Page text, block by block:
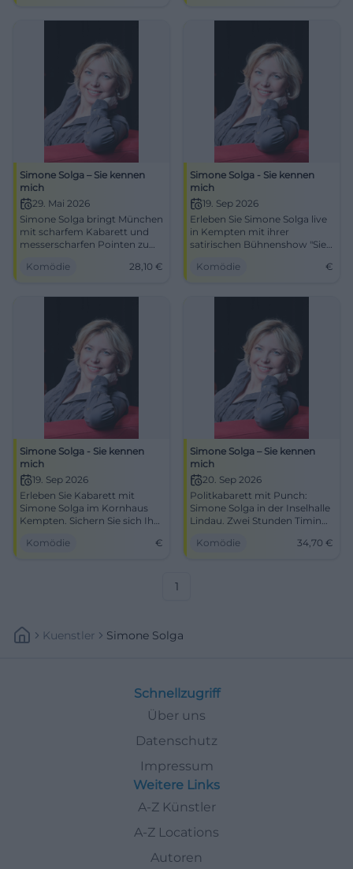
Euro. #Kabarett #Comedy
€. Barrierefrei, gute
Simone Solga – Sie kennen
mich
29. Mai 2026
Simone Solga bringt München
mit scharfem Kabarett und
messerscharfen Pointen zum
Schlachthof: 29.05.2026,
Komödie 28,10 €
Simone Solga - Sie kennen
mich
19. Sep 2026
Erleben Sie Simone Solga live
in Kempten mit ihrer
satirischen Bühnenshow "Sie
September 2026!
Komödie €
Simone Solga - Sie kennen
mich
19. Sep 2026
Erleben Sie Kabarett mit
Simone Solga im Kornhaus
Kempten. Sichern Sie sich Ihre
unvergesslichen Abend.
Komödie €
Simone Solga – Sie kennen
mich
20. Sep 2026
Politkabarett mit Punch:
Simone Solga in der Inselhalle
Lindau. Zwei Stunden Timing,
20.09.2026, 19:00, ab 34,70 €.
Komödie 34,70 €
1
Kuenstler Simone Solga
Schnellzugriff
Über uns
Datenschutz
Impressum
Weitere Links
A-Z Künstler
A-Z Locations
Autoren